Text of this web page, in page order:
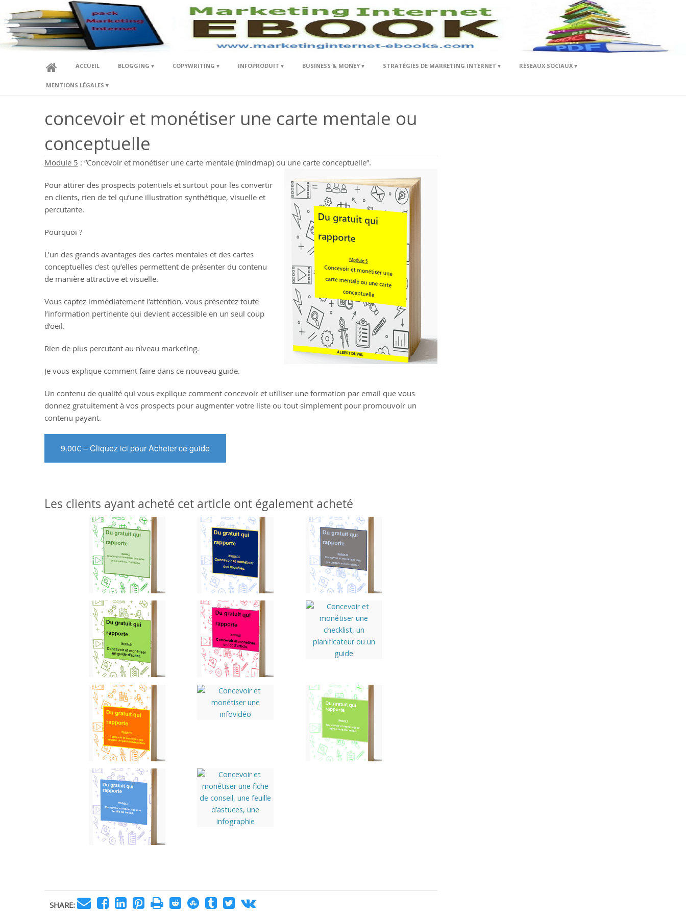
LE MARKETING INTERNET EN
EBOOKS
LE MARKETING INTERNET EN EBOOKS
ACCUEIL BLOGGING COPYWRITING INFOPRODUIT BUSINESS & MONEY STRATÉGIES DE MARKETING INTERNET RÉSEAUX SOCIAUX
MENTIONS LÉGALES
concevoir et monétiser une carte mentale ou
conceptuelle
Module 5 : “Concevoir et monétiser une carte mentale (mindmap) ou une carte conceptuelle”.
Pour attirer des prospects potentiels et surtout pour les convertir
en clients, rien de tel qu’une illustration synthétique, visuelle et
percutante.
Pourquoi ?
L’un des grands avantages des cartes mentales et des cartes
conceptuelles c’est qu’elles permettent de présenter du contenu
de manière attractive et visuelle.
Vous captez immédiatement l’attention, vous présentez toute
l’information pertinente qui devient accessible en un seul coup
d’oeil.
Rien de plus percutant au niveau marketing.
Je vous explique comment faire dans ce nouveau guide.
Un contenu de qualité qui vous explique comment concevoir et utiliser une formation par email que vous
donnez gratuitement à vos prospects pour augmenter votre liste ou tout simplement pour promouvoir un
contenu payant.
9.00€ – Cliquez ici pour Acheter ce guide
Les clients ayant acheté cet article ont également acheté
SHARE: